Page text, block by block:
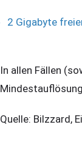
2 Gigabyte
In allen Fällen
Quelle: Bilzzard,